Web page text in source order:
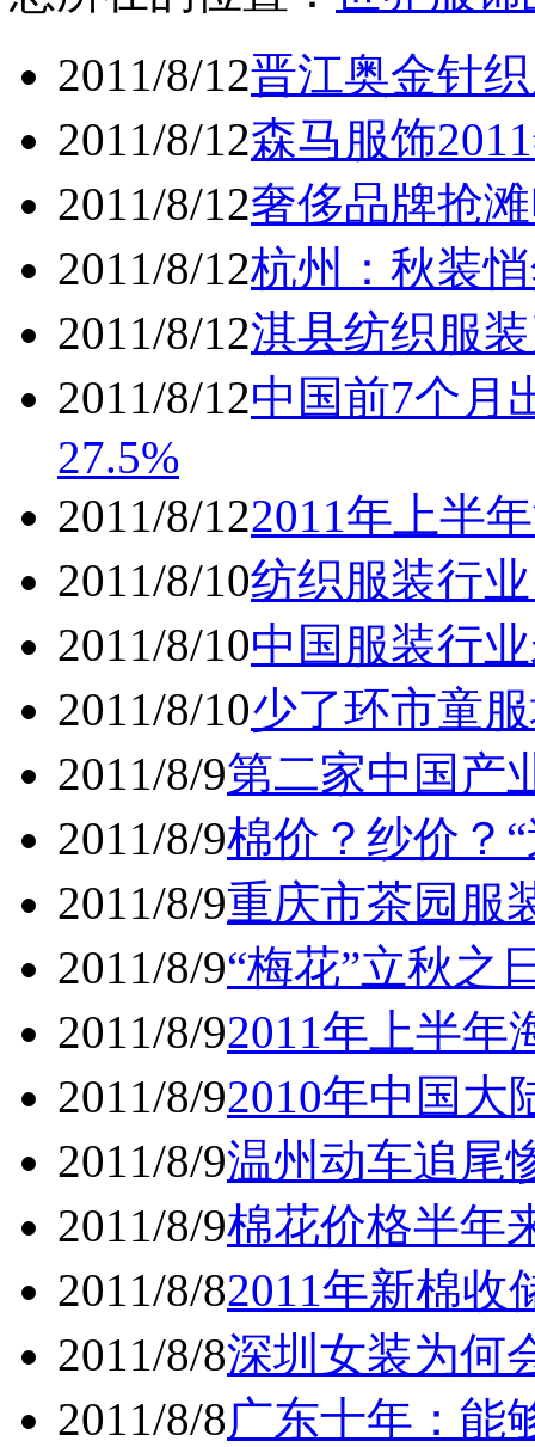
2011/8/12晋江奥金针
2011/8/12森马服饰
2011/8/12奢侈品牌抢
2011/8/12杭州：秋装
2011/8/12淇县纺织服
2011/8/12中国前7个月
27.5%
2011/8/122011年上半
2011/8/10纺织服装行
2011/8/10中国服装行
2011/8/10少了环市童
2011/8/9第二家中国产
2011/8/9棉价？纱价？
2011/8/9重庆市茶园服
2011/8/9“梅花”立秋之
2011/8/92011年上半年
2011/8/92010年中国大
2011/8/9温州动车追尾
2011/8/9棉花价格半年
2011/8/82011年新棉收
2011/8/8深圳女装为何
2011/8/8广东十年：能